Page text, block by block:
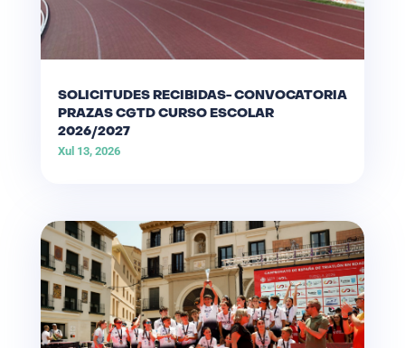
SOLICITUDES RECIBIDAS- CONVOCATORIA
PRAZAS CGTD CURSO ESCOLAR
2026/2027
Xul 13, 2026